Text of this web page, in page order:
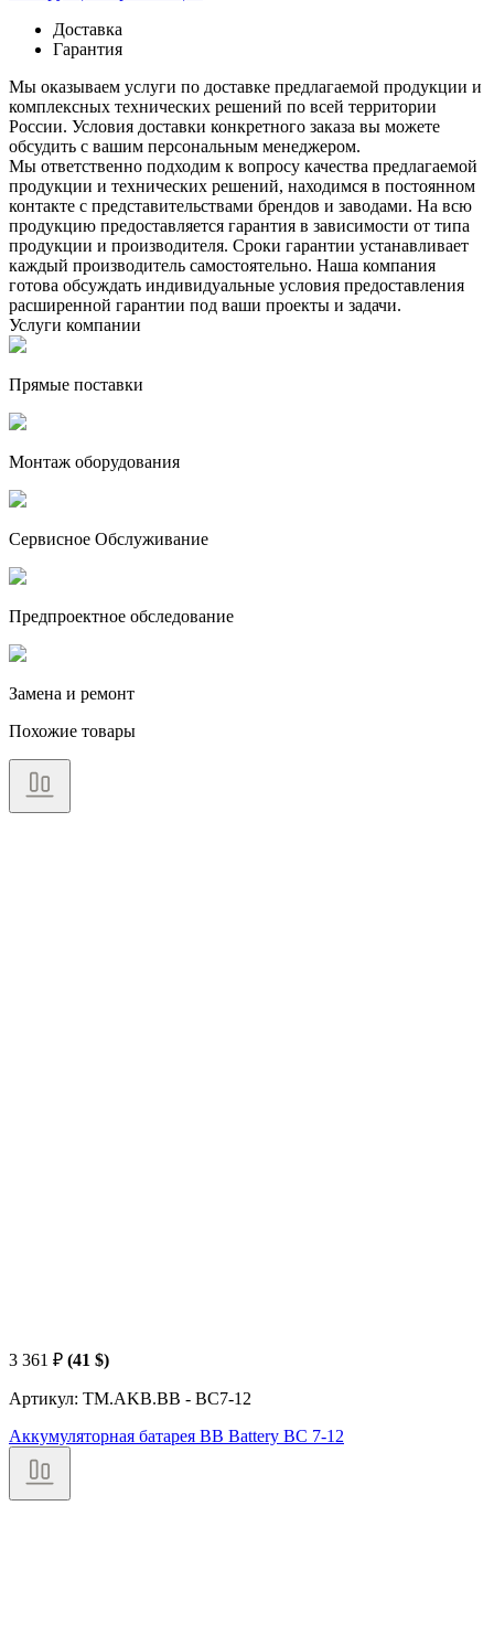
Доставка
Гарантия
Мы оказываем услуги по доставке предлагаемой продукции и
комплексных технических решений по всей территории
России. Условия доставки конкретного заказа вы можете
обсудить с вашим персональным менеджером.
Мы ответственно подходим к вопросу качества предлагаемой
продукции и технических решений, находимся в постоянном
контакте с представительствами брендов и заводами. На всю
продукцию предоставляется гарантия в зависимости от типа
продукции и производителя. Сроки гарантии устанавливает
каждый производитель самостоятельно. Наша компания
готова обсуждать индивидуальные условия предоставления
расширенной гарантии под ваши проекты и задачи.
Услуги компании
Прямые поставки
Монтаж оборудования
Сервисное Обслуживание
Предпроектное обследование
Замена и ремонт
Похожие товары
3 361 ₽ (41 $)
Артикул: TM.AKB.BB - BC7-12
Аккумуляторная батарея BB Battery BC 7-12